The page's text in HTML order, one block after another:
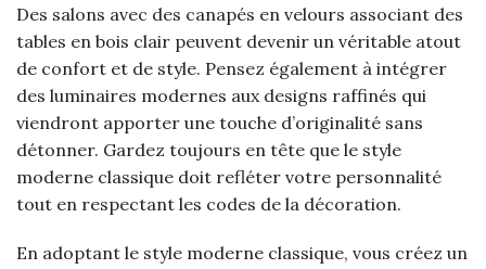
Des salons avec des canapés en velours associant des
tables en bois clair peuvent devenir un véritable atout
de confort et de style. Pensez également à intégrer
des luminaires modernes aux designs raffinés qui
viendront apporter une touche d’originalité sans
détonner. Gardez toujours en tête que le style
moderne classique doit refléter votre personnalité
tout en respectant les codes de la décoration.
En adoptant le style moderne classique, vous créez un